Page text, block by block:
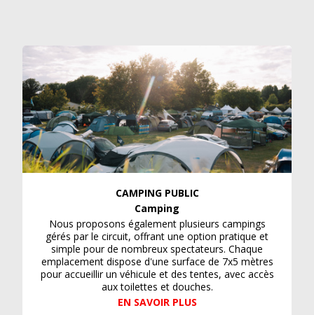
CAMPING PUBLIC
Camping
Nous proposons également plusieurs campings
gérés par le circuit, offrant une option pratique et
simple pour de nombreux spectateurs. Chaque
emplacement dispose d'une surface de 7x5 mètres
pour accueillir un véhicule et des tentes, avec accès
aux toilettes et douches.
EN SAVOIR PLUS